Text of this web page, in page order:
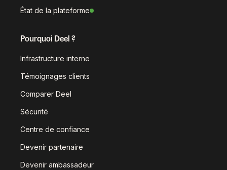
État de la plateforme
Pourquoi Deel ?
Infrastructure interne
Témoignages clients
Comparer Deel
Sécurité
Centre de confiance
Devenir partenaire
Devenir ambassadeur